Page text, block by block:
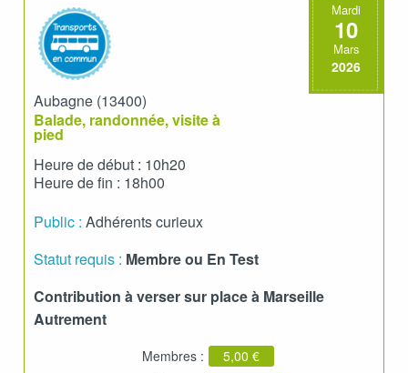
Mardi
10
Mars
2026
Aubagne (13400)
Balade, randonnée, visite à
pied
Heure de début : 10h20
Heure de fin : 18h00
Public : Adhérents curieux
Statut requis : Membre ou En Test
Contribution à verser sur place à Marseille
Autrement
Membres :
5,00 €